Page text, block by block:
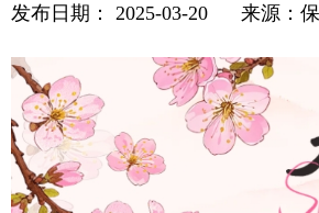
发布日期： 2025-03-20 来源：